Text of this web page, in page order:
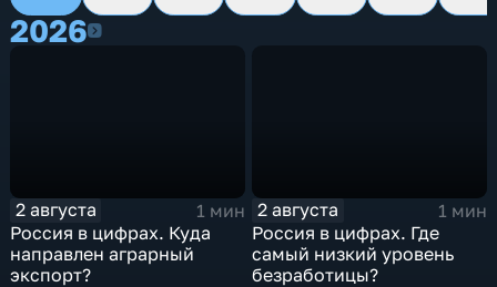
20262026
2 августа
1 мин
Россия в цифрах. Куда
направлен аграрный
экспорт?
2 августа
1 мин
Россия в цифрах. Где
самый низкий уровень
безработицы?